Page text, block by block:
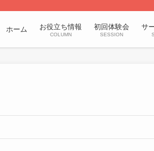
ホーム お役立ち情報
COLUMN
初回体験会
SESSION
サ